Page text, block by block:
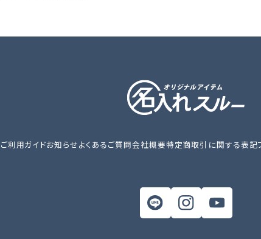
ご利用ガイドお知らせよくあるご質問会社概要特定商取引に関する表記